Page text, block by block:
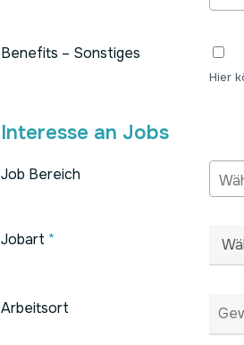
Benefits – Sonstiges
Hier
Interesse an Jobs
Job Bereich
Jobart *
Arbeitsort